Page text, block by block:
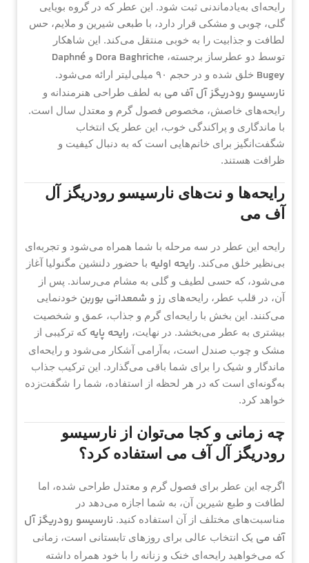
رایحه‌ای به‌یادماندنی ثبت شود. این عطر که در گروه بویایی
گلی، چوبی و مشکی قرار دارد، با طبعی شیرین و ملایم، حس
لطافت و جذابیت را به خوبی منتقل می‌کند. این شاهکار
توسط دو عطرساز برجسته، Dora Baghriche و Daphné
Bugey خلق شده و در حجم ۹۰ میلی‌لیتر ارائه می‌شود.
نارسیسو رودریگز آل آف می به لطف طراحی هنرمندانه و
رایحه‌های خاصش، مخصوص فصول گرم و معتدل سال است.
با ماندگاری و پراکندگی خوب، این عطر یک انتخاب
شگفت‌انگیز برای خانم‌هایی است که به دنبال کیفیت و
ظرافت هستند.
رایحه‌ها و نت‌های نارسیسو رودریگز آل
آف می
رایحه این عطر در سه مرحله با شما همراه می‌شود و تجربه‌ای
بی‌نظیر خلق می‌کند. رایحه اولیه با حضور دلنشین مگنولیا آغاز
می‌شود، که حسی لطیف و گلی به مشام می‌رساند. پس از
آن، در قلب عطر، رایحه‌های رز و شمعدانی بوربن خودنمایی
می‌کنند. این بخش با رایحه‌ای گرم و جذاب، عمق و شخصیت
بیشتری به عطر می‌بخشد. در نهایت، رایحه پایه که ترکیبی از
مشک و چوب صندل است، به‌آرامی آشکار می‌شود و رایحه‌ای
ماندگار و شیک را برای شما باقی می‌گذارد. این ترکیب جذاب
به‌گونه‌ای است که در هر لحظه از استفاده، شما را شگفت‌زده
خواهد کرد.
چه زمانی و کجا می‌توان از نارسیسو
رودریگز آل آف می استفاده کرد؟
اگرچه این عطر برای فصول گرم و معتدل طراحی شده، اما
لطافت و طبع شیرین آن، به شما اجازه می‌دهد در
مناسبت‌های مختلف از آن استفاده کنید. نارسیسو رودریگز آل
آف می یک انتخاب عالی برای روزهای تابستانی است، زمانی
که می‌خواهید رایحه‌ای خنک و زنانه را با خود همراه داشته